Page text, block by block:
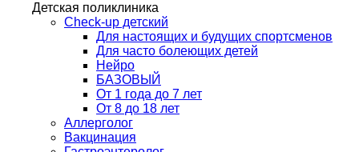
Детская поликлиника
Check-up детский
Для настоящих и будущих спортсменов
Для часто болеющих детей
Нейро
БАЗОВЫЙ
От 1 года до 7 лет
От 8 до 18 лет
Аллерголог
Вакцинация